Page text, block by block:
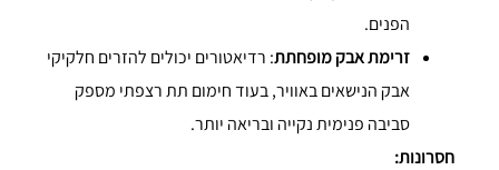
הפנים.
זרימת אבק מופחתת: רדיאטורים יכולים להזרים חלקיקי
אבק הנישאים באוויר, בעוד חימום תת רצפתי מספק
סביבה פנימית נקייה ובריאה יותר.
חסרונות: